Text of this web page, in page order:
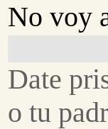
No voy
Date
o tu